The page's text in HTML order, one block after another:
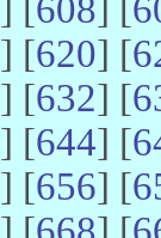
] [608] [
] [620] [
] [632] [
] [644] [
] [656] [